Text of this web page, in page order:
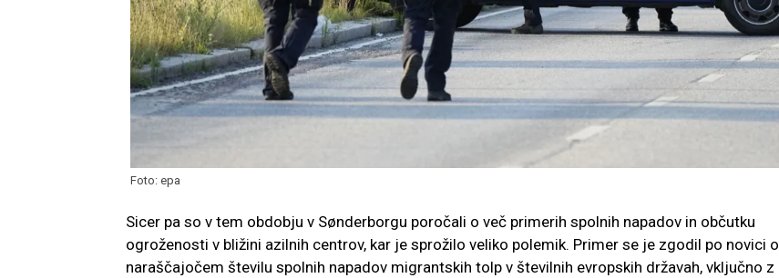
Foto: epa
Sicer pa so v tem obdobju v Sønderborgu poročali o več primerih spolnih napadov in občutku
ogroženosti v bližini azilnih centrov, kar je sprožilo veliko polemik. Primer se je zgodil po novici o
naraščajočem številu spolnih napadov migrantskih tolp v številnih evropskih državah, vključno z